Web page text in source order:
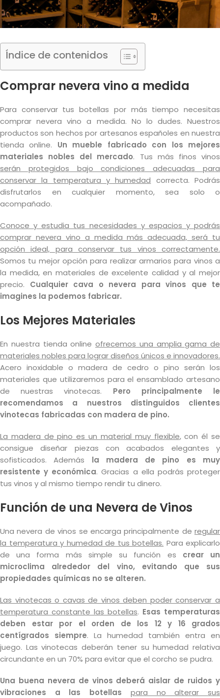
Índice de contenidos
Comprar nevera vino a medida
Para conservar tus botellas por más tiempo necesitas
comprar nevera vino a medida. No lo dudes. Nuestros
productos son hechos por artesanos españoles en nuestra
tienda online. Un mueble fabricado con los mejores
materiales nobles del mercado. Tus más finos vinos
serán protegidos bajo condiciones adecuadas para
conservar la temperatura y humedad correcta. Podrás
disfrutarlos en cualquier momento, sea solo o
acompañado.
Conoce y estudia tus necesidades y espacios y podrás
comprar nevera vino a medida más adecuada, será tu
opción ideal, para conservar tus vinos correctamente.
Somos tu mejor opción para realizar armarios para vinos a
la medida, en materiales de excelente calidad y al mejor
precio. Cualquier cava o nevera para vinos que te
imagines la podemos fabricar.
Los Mejores Materiales
En nuestra tienda online ofrecemos una amplia gama de
materiales nobles para lograr diseños únicos e innovadores.
Acero inoxidable o madera de cedro o pino serán los
materiales que utilizaremos para el ensamblado artesano
de nuestras vinotecas. Pero principalmente le
recomendamos a nuestros distinguidos clientes
vinotecas fabricadas con madera de pino.
La madera de pino es un material muy flexible, con él se
consigue diseñar piezas con acabados elegantes y
sofisticados. Además la madera de pino es muy
resistente y económica. Gracias a ella podrás proteger
tus vinos y al mismo tiempo rendir tu dinero.
Función de una Nevera de Vinos
Una nevera de vinos se encarga principalmente de regular
la temperatura y humedad de tus botellas. Para explicarlo
de una forma más simple su función es crear un
microclima alrededor del vino, evitando que sus
propiedades químicas no se alteren.
Las vinotecas o cavas de vinos deben poder conservar a
temperatura constante las botellas. Esas temperaturas
deben estar por el orden de los 12 y 16 grados
centígrados siempre. La humedad también entra en
juego. Las vinotecas deberán tener su humedad relativa
circundante en un 70% para evitar que el corcho se pudra.
Una buena nevera de vinos deberá aislar de ruidos y
vibraciones a las botellas
para no alterar sus